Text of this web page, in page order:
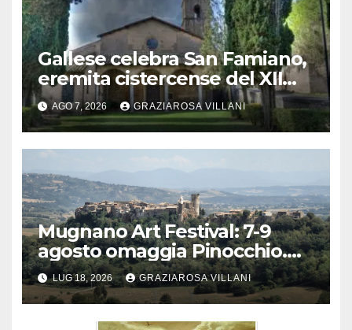
Gallese celebra San Famiano,
eremita cistercense del XII
secolo
AGO 7, 2026 GRAZIAROSA VILLANI
Mugnano Art Festival: 7-9
agosto omaggia Pinocchio.
Scenografie degli studenti di
Anguillara
LUG 18, 2026 GRAZIAROSA VILLANI